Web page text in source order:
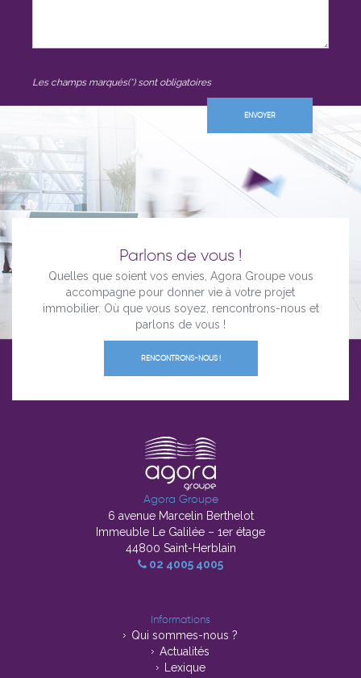
Les champs marqués(*) sont obligatoires
Parlons de vous !
Quelles que soient vos envies, Agora Groupe vous
accompagne pour donner vie à votre projet
immobilier. Où que vous soyez, rencontrons-nous et
parlons de vous !
RENCONTRONS-NOUS !
Agora Groupe
6 avenue Marcelin Berthelot
Immeuble Le Galilée – 1er étage
44800 Saint-Herblain
02 4005 4005
Informations
Qui sommes-nous ?
Actualités
Lexique